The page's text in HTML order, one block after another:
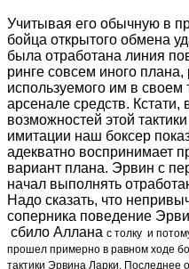
Учитывая его обычную в
бойца открытого обмена
была отработана линия
ринге совсем иного плана,
используемого им в своем
арсенале средств. Кстати,
возможностей этой
имитации наш боксер
адекватно воспринимает
вариант плана. Эрвин с
начал выполнять
Надо сказать, что
соперника поведение
сбило Аллана с толку и
прошел примерно в равном ходе
тактики Эрвина Ларки. Последнее